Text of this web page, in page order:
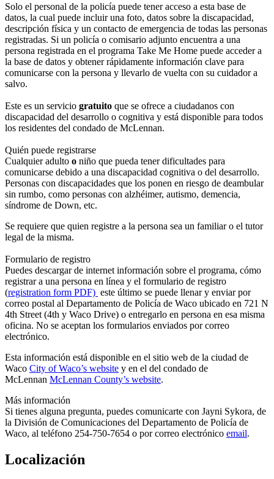
Solo el personal de la policía puede tener acceso a esta base de
datos, la cual puede incluir una foto, datos sobre la discapacidad,
descripción física y un contacto de emergencia de todas las personas
registradas. Si un policía o comisario adjunto encuentra a una
persona registrada en el programa Take Me Home puede acceder a
la base de datos y obtener rápidamente información clave para
comunicarse con la persona y llevarlo de vuelta con su cuidador a
salvo.
Este es un servicio gratuito que se ofrece a ciudadanos con
discapacidad del desarrollo o cognitiva y está disponible para todos
los residentes del condado de McLennan.
Quién puede registrarse
Cualquier adulto o niño que pueda tener dificultades para
comunicarse debido a una discapacidad cognitiva o del desarrollo.
Personas con discapacidades que los ponen en riesgo de deambular
sin rumbo, como personas con alzhéimer, autismo, demencia,
síndrome de Down, etc.
Se requiere que quien registre a la persona sea un familiar o el tutor
legal de la misma.
Formulario de registro
Puedes descargar de internet información sobre el programa, cómo
registrar a una persona en línea y el formulario de registro
(registration form PDF) este último se puede llenar y enviar por
correo postal al Departamento de Policía de Waco ubicado en 721 N
4th Street (4th y Waco Drive) o entregarlo en persona en esa misma
oficina. No se aceptan los formularios enviados por correo
electrónico.
Esta información está disponible en el sitio web de la ciudad de
Waco City of Waco’s website y en el del condado de
McLennan McLennan County’s website.
Más información
Si tienes alguna pregunta, puedes comunicarte con Jayni Sykora, de
la División de Comunicaciones del Departamento de Policía de
Waco, al teléfono 254-750-7654 o por correo electrónico email.
Localización